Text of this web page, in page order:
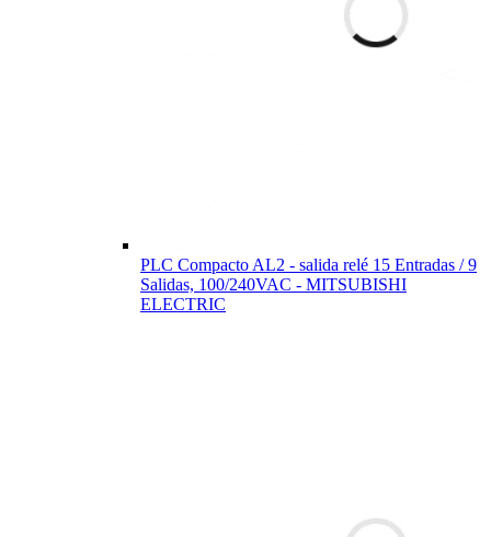
PLC Compacto AL2 - salida relé 15 Entradas / 9
Salidas, 100/240VAC - MITSUBISHI
ELECTRIC